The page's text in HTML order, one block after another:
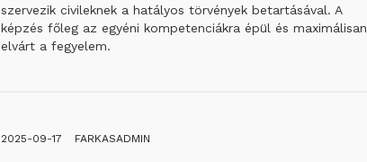
szervezik civileknek a hatályos törvények betartásával. A
képzés főleg az egyéni kompetenciákra épül és maximálisan
elvárt a fegyelem.
2025-09-17 FARKASADMIN